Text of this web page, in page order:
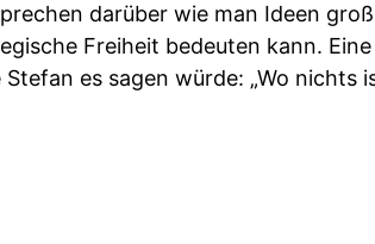
darüber wie man Ideen
Freiheit bedeuten kann.
es sagen würde: „Wo nichts